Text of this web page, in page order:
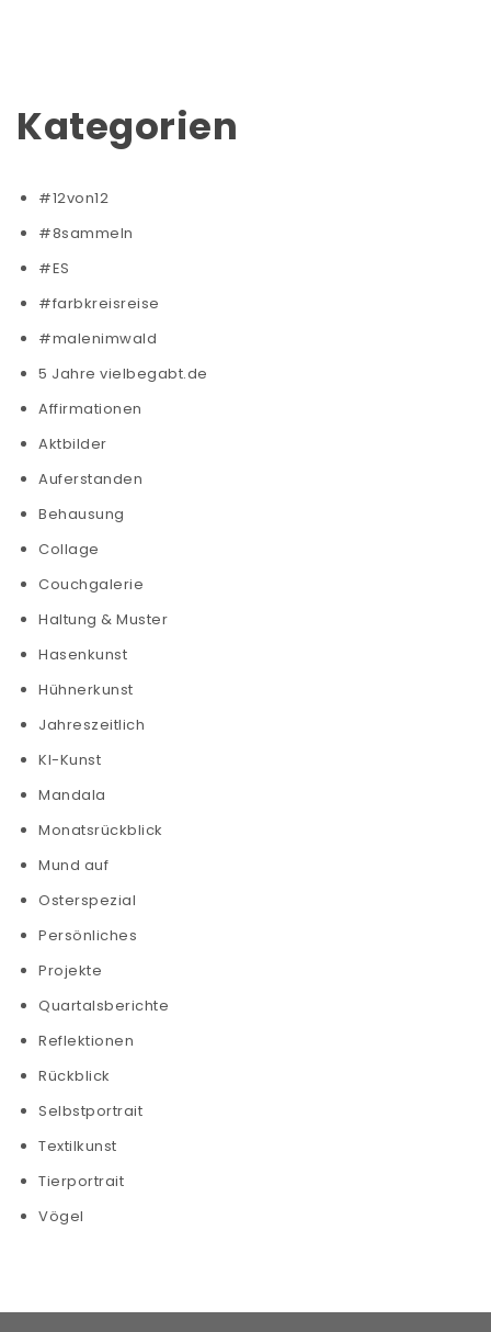
Kategorien
#12von12
#8sammeln
#ES
#farbkreisreise
#malenimwald
5 Jahre vielbegabt.de
Affirmationen
Aktbilder
Auferstanden
Behausung
Collage
Couchgalerie
Haltung & Muster
Hasenkunst
Hühnerkunst
Jahreszeitlich
KI-Kunst
Mandala
Monatsrückblick
Mund auf
Osterspezial
Persönliches
Projekte
Quartalsberichte
Reflektionen
Rückblick
Selbstportrait
Textilkunst
Tierportrait
Vögel